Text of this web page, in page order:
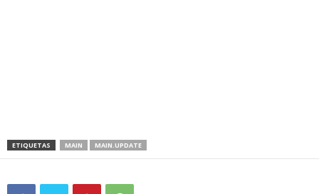
ETIQUETAS MAIN MAIN.UPDATE